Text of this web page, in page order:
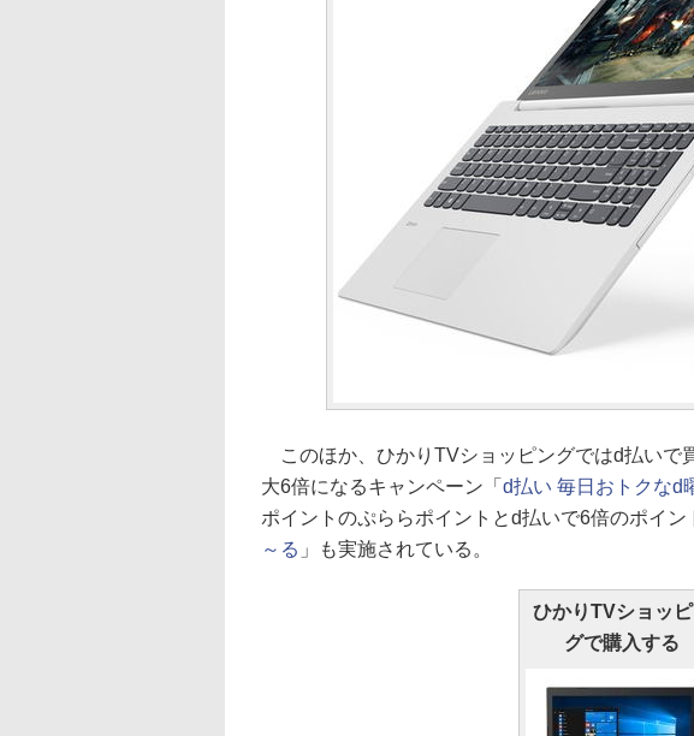
このほか、ひかりTVショッピングではd払いで
大6倍になるキャンペーン「 d払い 毎日おトクなd
ポイントのぷららポイントとd払いで6倍のポイン
～る 」も実施されている。
ひかりTVショッ
グで購入する